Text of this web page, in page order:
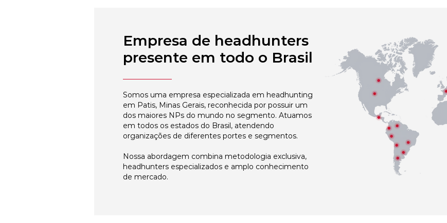
Empresa de headhunters
presente em todo o Brasil
Somos uma empresa especializada em headhunting
em Patis, Minas Gerais, reconhecida por possuir um
dos maiores NPs do mundo no segmento. Atuamos
em todos os estados do Brasil, atendendo
organizações de diferentes portes e segmentos.
Nossa abordagem combina metodologia exclusiva,
headhunters especializados e amplo conhecimento
de mercado.